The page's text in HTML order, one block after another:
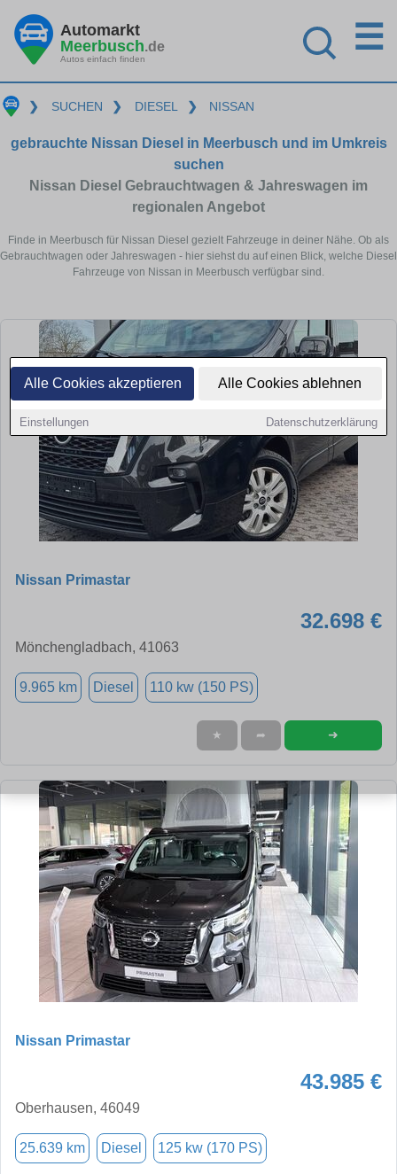
Alle Cookies akzeptieren Alle Cookies ablehnen
Einstellungen Datenschutzerklärung
Automarkt
Meerbusch.de
Autos einfach finden
☰
❯ SUCHEN ❯ DIESEL ❯ NISSAN
gebrauchte Nissan Diesel in Meerbusch und im Umkreis
suchen
Nissan Diesel Gebrauchtwagen & Jahreswagen im
regionalen Angebot
Finde in Meerbusch für Nissan Diesel gezielt Fahrzeuge in deiner Nähe. Ob als
Gebrauchtwagen oder Jahreswagen - hier siehst du auf einen Blick, welche Diesel
Fahrzeuge von Nissan in Meerbusch verfügbar sind.
Nissan Primastar
32.698 €
Mönchengladbach, 41063
9.965 km Diesel 110 kw (150 PS)
★ ➦ ➜
Nissan Primastar
43.985 €
Oberhausen, 46049
25.639 km Diesel 125 kw (170 PS)